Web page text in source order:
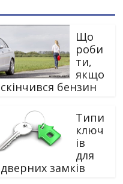
Що
роби
ти,
якщо
скінчився бензин
Типи
ключ
ів
для
дверних замків